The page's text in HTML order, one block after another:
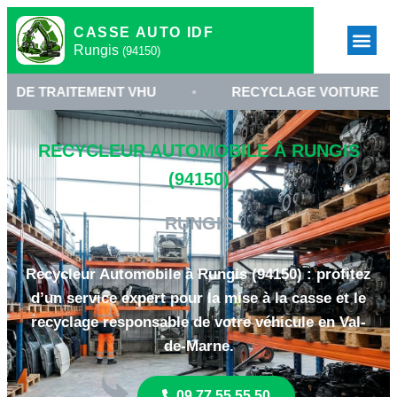
CASSE AUTO IDF
Rungis (94150)
VHU • RECYCLAGE VOITURE RUNGIS
RECYCLEUR AUTOMOBILE À RUNGIS
(94150)
RUNGIS
Recycleur Automobile à Rungis (94150) : profitez
d’un service expert pour la mise à la casse et le
recyclage responsable de votre véhicule en Val-
de-Marne.